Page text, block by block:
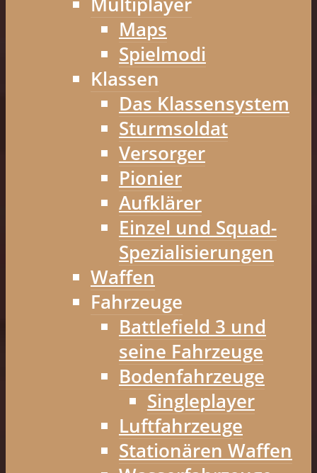
Maps
Spielmodi
Klassen
Das Klassensystem
Sturmsoldat
Versorger
Pionier
Aufklärer
Einzel und Squad-
Spezialisierungen
Waffen
Fahrzeuge
Battlefield 3 und
seine Fahrzeuge
Bodenfahrzeuge
Singleplayer
Luftfahrzeuge
Stationären Waffen